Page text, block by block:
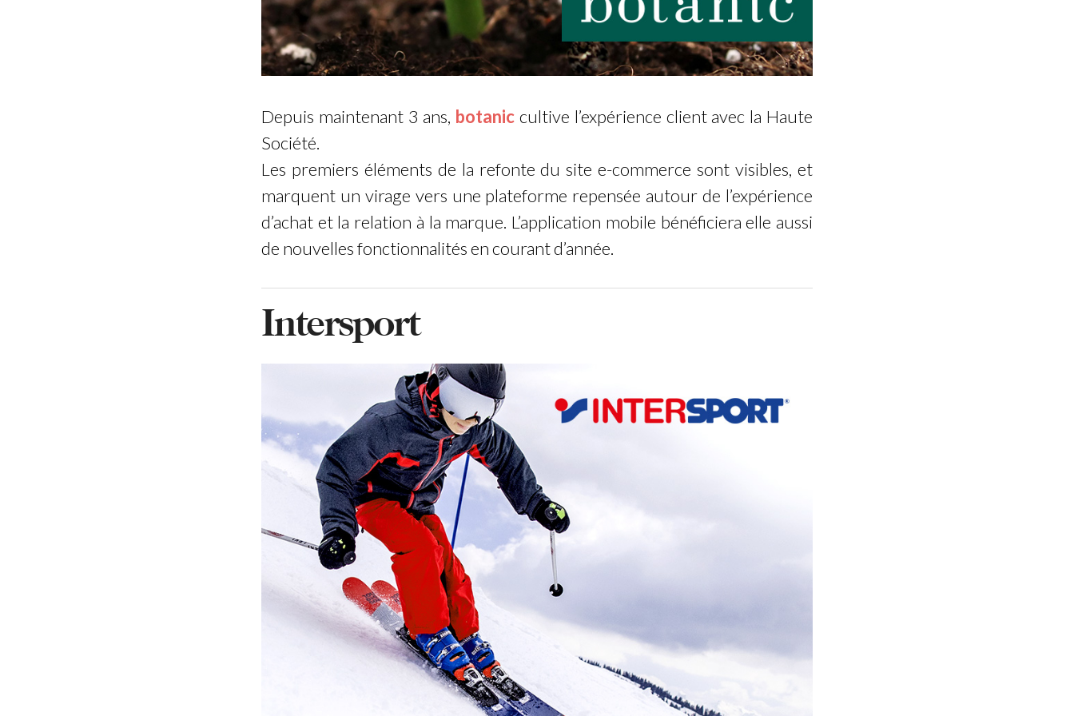
Depuis maintenant 3 ans, botanic cultive l’expérience client avec la Haute
Société.
Les premiers éléments de la refonte du site e-commerce sont visibles, et
marquent un virage vers une plateforme repensée autour de l’expérience
d’achat et la relation à la marque. L’application mobile bénéficiera elle aussi
de nouvelles fonctionnalités en courant d’année.
Intersport